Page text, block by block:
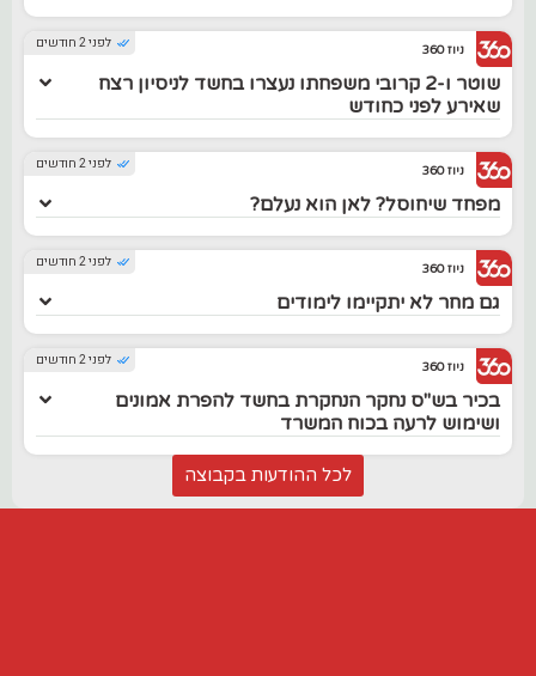
לפני 2 חודשים ניוז 360
שוטר ו-2 קרובי משפחתו נעצרו בחשד לניסיון רצח
שאירע לפני כחודש
לפני 2 חודשים ניוז 360
מפחד שיחוסל? לאן הוא נעלם?
לפני 2 חודשים ניוז 360
גם מחר לא יתקיימו לימודים
לפני 2 חודשים ניוז 360
בכיר בש"ס נחקר הנחקרת בחשד להפרת אמונים
ושימוש לרעה בכוח המשרד
לכל ההודעות בקבוצה